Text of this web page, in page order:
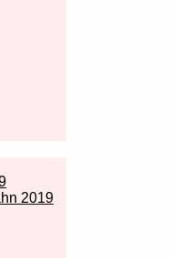
2019